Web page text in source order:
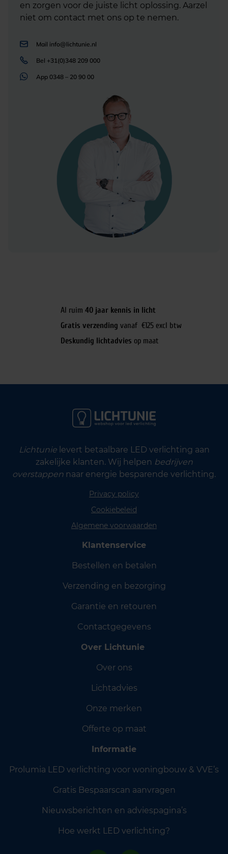
en zorgen voor de juiste licht oplossing. Aarzel
niet om contact met ons op te nemen.
Mail info@lichtunie.nl
Bel +31(0)348 209 000
App 0348 – 20 90 00
Al ruim 40 jaar kennis in licht
Gratis verzending vanaf €125 excl btw
Deskundig lichtadvies op maat
Lichtunielevert betaalbare LED verlichting aan
zakelijke klanten. Wij helpen bedrijven
overstappen naar energie besparende verlichting.
Privacy policy
Cookiebeleid
Algemene voorwaarden
Klantenservice
Bestellen en betalen
Verzending en bezorging
Garantie en retouren
Contactgegevens
Over Lichtunie
Over ons
Lichtadvies
Onze merken
Offerte op maat
Informatie
Prolumia LED verlichting voor woningbouw & VVE’s
Gratis Bespaarscan aanvragen
Nieuwsberichten en adviespagina’s
Hoe werkt LED verlichting?